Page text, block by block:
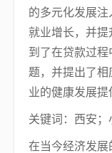
的多元化发展
就业增长，并
到了在贷款过程
题，并提出了
业的健康发展提
关键词：西安
在当今经济发展